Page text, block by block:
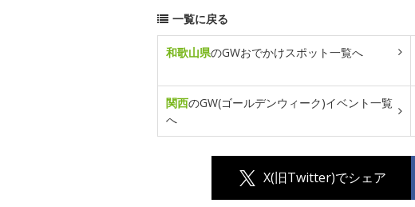
一覧に戻る
和歌山県のGWおでかけスポット一覧へ
関西のGW(ゴールデンウィーク)イベント一覧
へ
X(旧Twitter)でシェア